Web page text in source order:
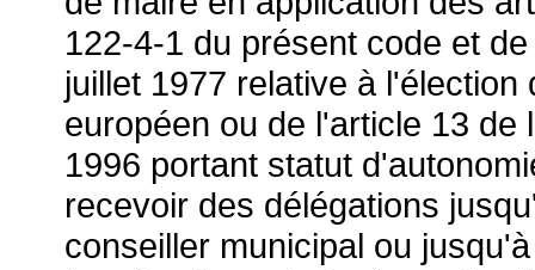
122-4-1 du présent code et
juillet 1977 relative à
européen ou de l'article 13 de
1996 portant statut
recevoir des délégations
conseiller municipal ou